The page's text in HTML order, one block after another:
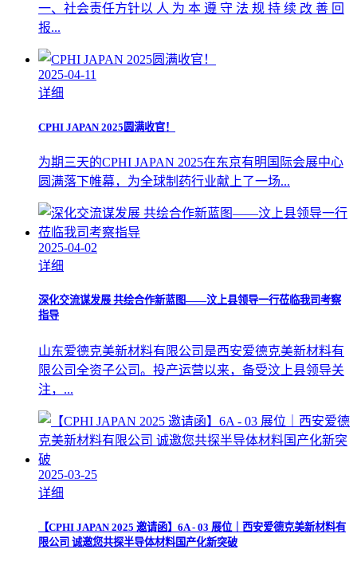
一、社会责任方针以 人 为 本 遵 守 法 规 持 续 改 善 回
报...
2025-04-11
详细
CPHI JAPAN 2025圆满收官！
为期三天的CPHI JAPAN 2025在东京有明国际会展中心
圆满落下帷幕，为全球制药行业献上了一场...
2025-04-02
详细
深化交流谋发展 共绘合作新蓝图——汶上县领导一行莅临我司考察
指导
山东爱德克美新材料有限公司是西安爱德克美新材料有
限公司全资子公司。投产运营以来，备受汶上县领导关
注，...
2025-03-25
详细
【CPHI JAPAN 2025 邀请函】6A - 03 展位｜西安爱德克美新材料有
限公司 诚邀您共探半导体材料国产化新突破